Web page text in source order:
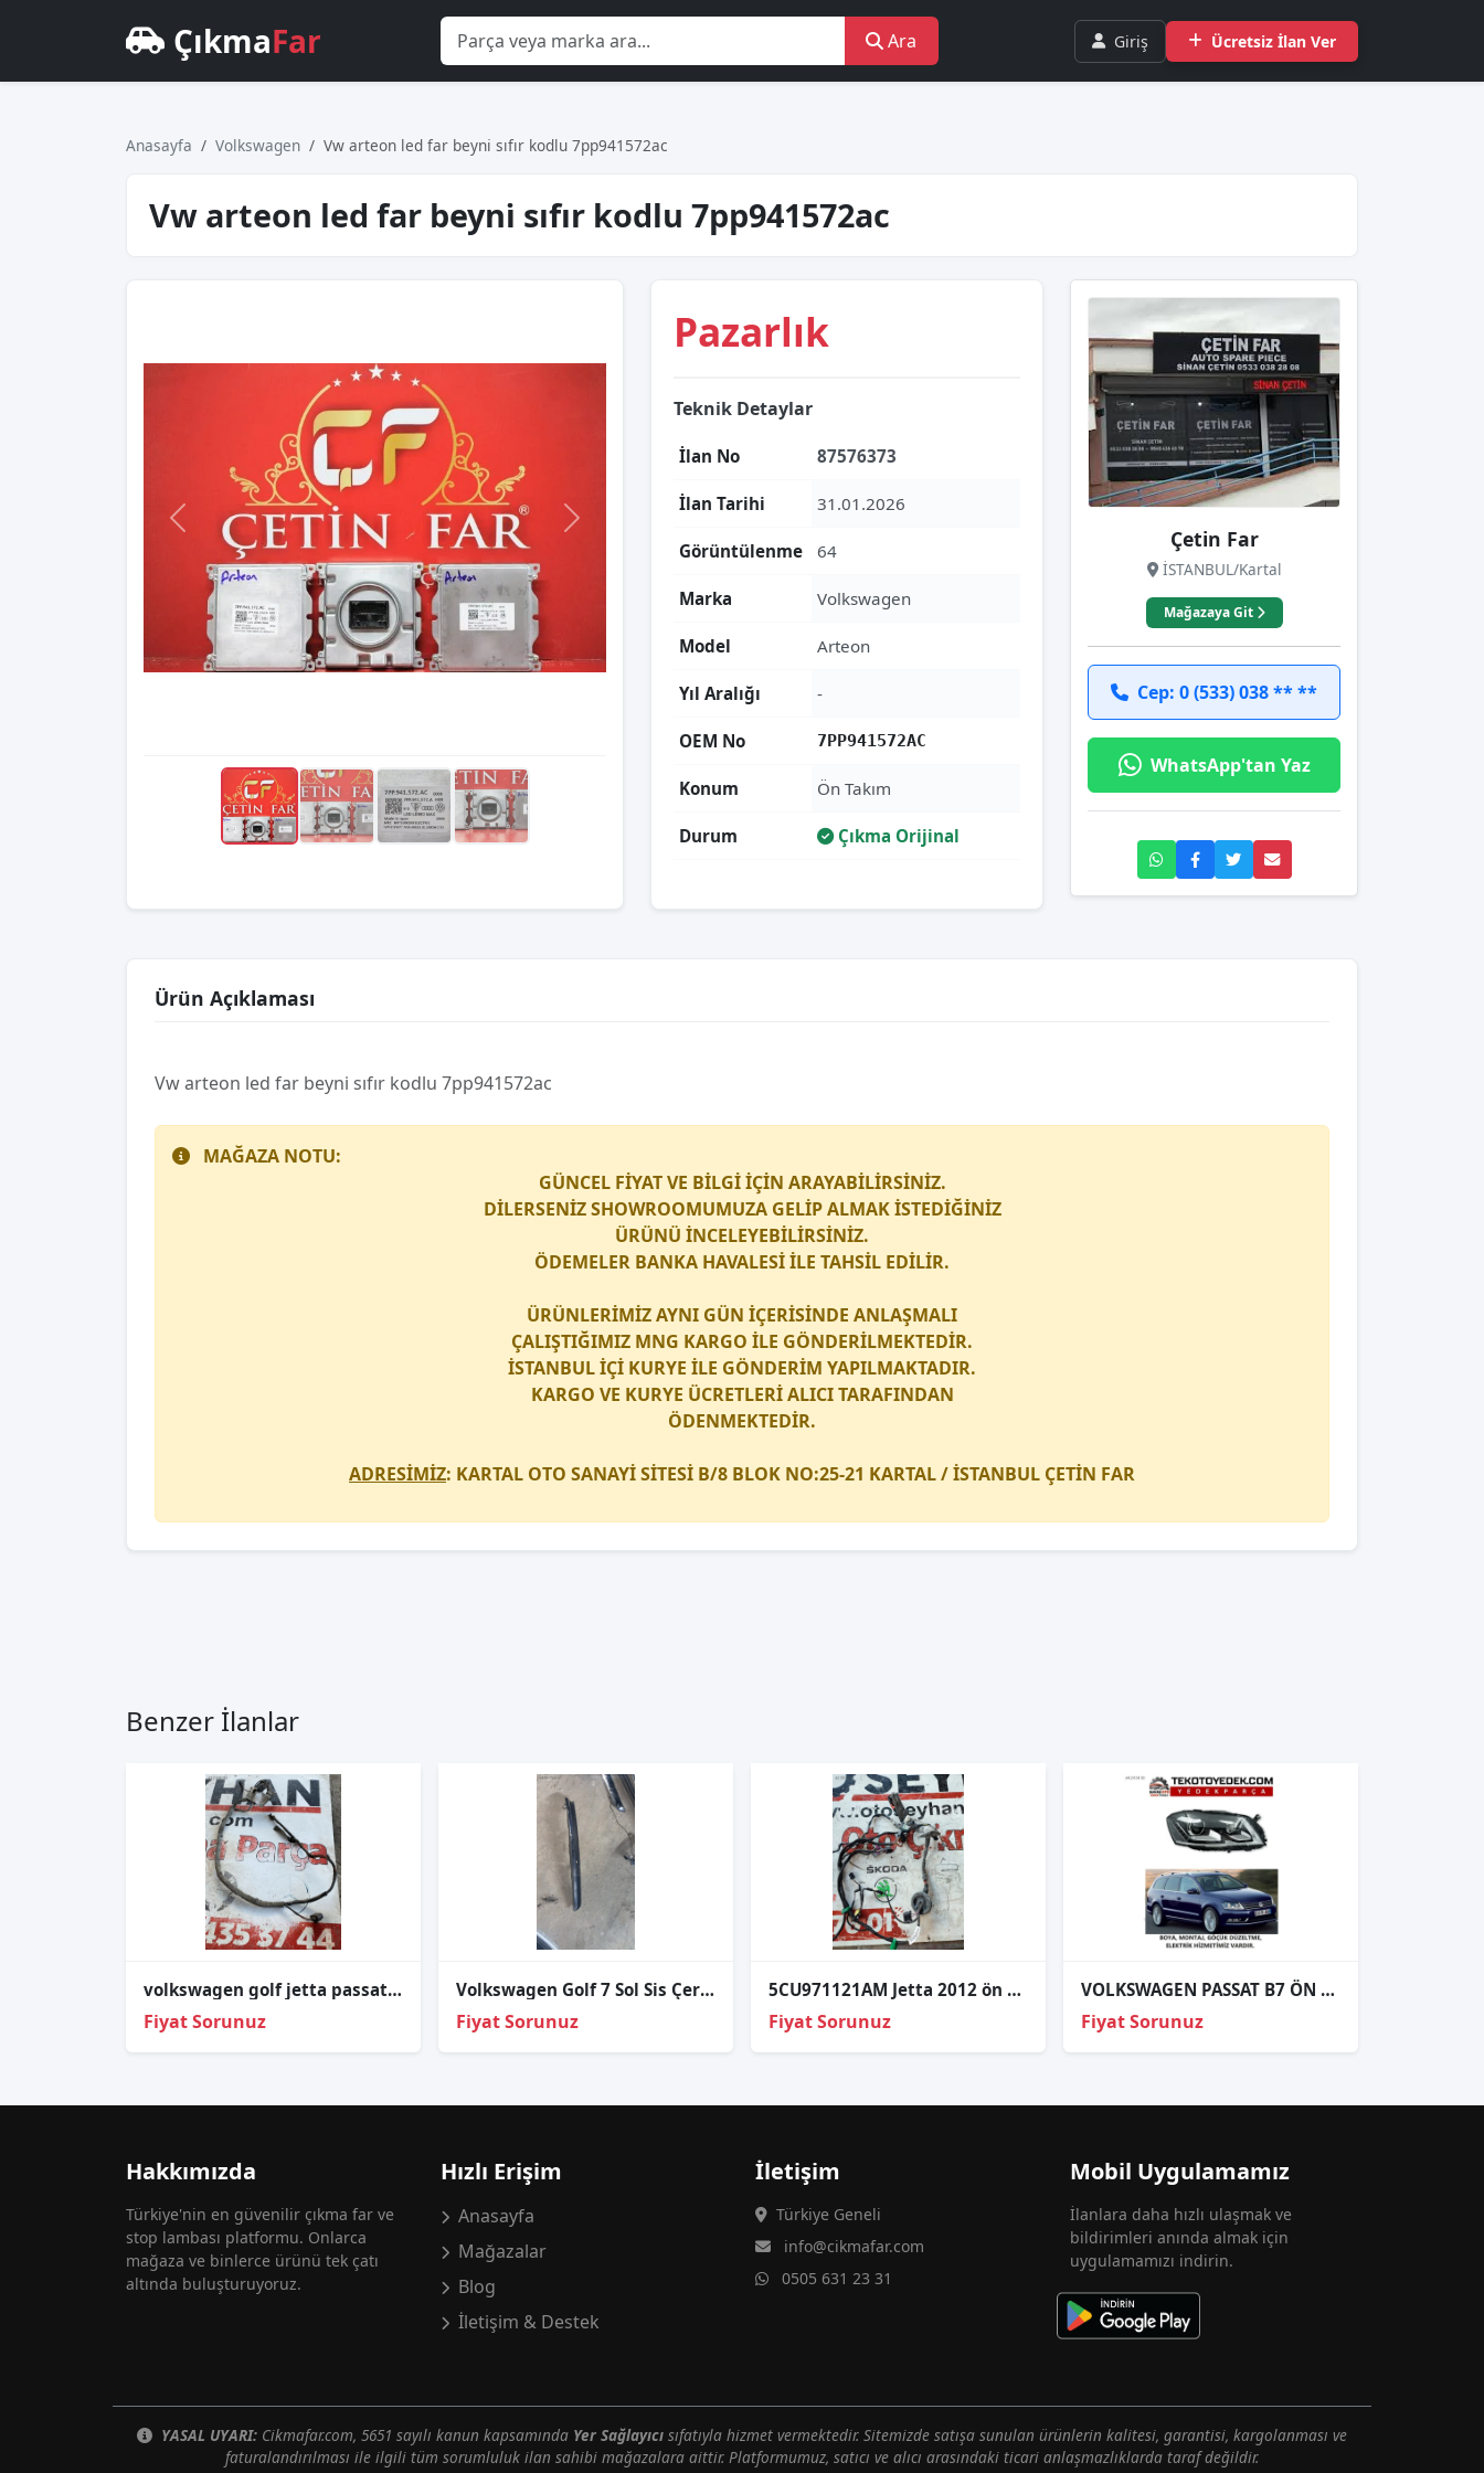
ÇıkmaFar Ara Giriş Ücretsiz İlan Ver
Anasayfa Volkswagen Vw arteon led far beyni̇ sıfır kodlu 7pp941572ac
Vw arteon led far beyni̇ sıfır kodlu 7pp941572ac
Pazarlık
Teknik Detaylar
İlan No 87576373
İlan Tarihi 31.01.2026
Görüntülenme 64
Marka Volkswagen
Model Arteon
Yıl Aralığı -
OEM No 7PP941572AC
Konum Ön Takım
Durum Çıkma Orijinal
Çetin Far
İSTANBUL/Kartal
Mağazaya Git
Cep: 0 (533) 038 ** **
WhatsApp'tan Yaz
Ürün Açıklaması
Vw arteon led far beyni̇ sıfır kodlu 7pp941572ac
MAĞAZA NOTU:
GÜNCEL FİYAT VE BİLGİ İÇİN ARAYABİLİRSİNİZ.
DİLERSENİZ SHOWROOMUMUZA GELİP ALMAK İSTEDİĞİNİZ
ÜRÜNÜ İNCELEYEBİLİRSİNİZ.
ÖDEMELER BANKA HAVALESİ İLE TAHSİL EDİLİR.
ÜRÜNLERİMİZ AYNI GÜN İÇERİSİNDE ANLAŞMALI
ÇALIŞTIĞIMIZ MNG KARGO İLE GÖNDERİLMEKTEDİR.
İSTANBUL İÇİ KURYE İLE GÖNDERİM YAPILMAKTADIR.
KARGO VE KURYE ÜCRETLERİ ALICI TARAFINDAN
ÖDENMEKTEDİR.
ADRESİMİZ: KARTAL OTO SANAYİ SİTESİ B/8 BLOK NO:25-21 KARTAL / İSTANBUL ÇETİN FAR
Benzer İlanlar
volkswagen golf jetta passat 1.6 fsi BLP alternatör tesisatı
Fiyat Sorunuz
Volkswagen Golf 7 Sol Sis Çerçevesi
Fiyat Sorunuz
5CU971121AM Jetta 2012 ön sağ kapı tesisati
Fiyat Sorunuz
VOLKSWAGEN PASSAT B7 ÖN FAR SAĞ SOL 2011 VE ÜZERİ KAMPANYA
Fiyat Sorunuz
Hakkımızda
Türkiye'nin en güvenilir çıkma far ve
stop lambası platformu. Onlarca
mağaza ve binlerce ürünü tek çatı
altında buluşturuyoruz.
Hızlı Erişim
Anasayfa
Mağazalar
Blog
İletişim & Destek
İletişim
Türkiye Geneli
info@cikmafar.com
0505 631 23 31
Mobil Uygulamamız
İlanlara daha hızlı ulaşmak ve
bildirimleri anında almak için
uygulamamızı indirin.
YASAL UYARI: Cikmafar.com, 5651 sayılı kanun kapsamında Yer Sağlayıcı sıfatıyla hizmet vermektedir. Sitemizde satışa sunulan ürünlerin kalitesi, garantisi, kargolanması ve
faturalandırılması ile ilgili tüm sorumluluk ilan sahibi mağazalara aittir. Platformumuz, satıcı ve alıcı arasındaki ticari anlaşmazlıklarda taraf değildir.